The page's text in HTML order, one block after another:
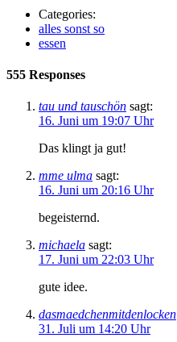
Categories:
alles sonst so
essen
555 Responses
tau und tauschön sagt:
16. Juni um 19:07 Uhr
Das klingt ja gut!
mme ulma sagt:
16. Juni um 20:16 Uhr
begeisternd.
michaela sagt:
17. Juni um 22:03 Uhr
gute idee.
dasmaedchenmitdenlocken
31. Juli um 14:20 Uhr